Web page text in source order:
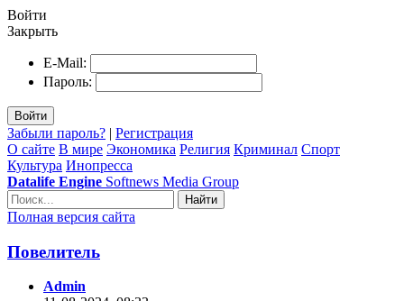
Войти
Закрыть
E-Mail:
Пароль:
Войти
Забыли пароль? | Регистрация
О сайте В мире Экономика Религия Криминал Спорт
Культура Инопресса
Datalife Engine Softnews Media Group
Найти
Полная версия сайта
Повелитель
Admin